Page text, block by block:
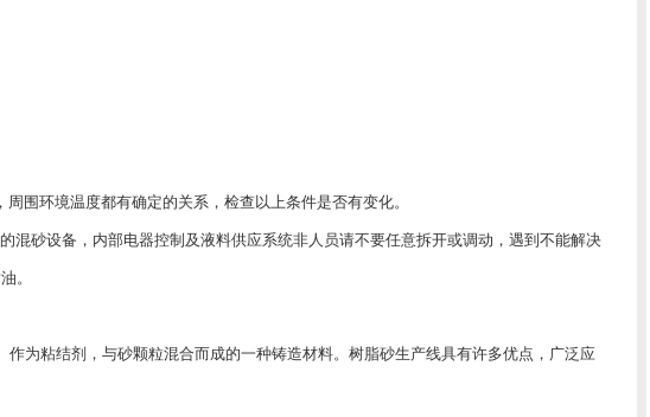
围环境温度都有确定的关系，检查以上条件是否有变化。
混砂设备，内部电器控制及液料供应系统非人员请不要任意拆开或调动，遇到不能解决
。
为粘结剂，与砂颗粒混合而成的一种铸造材料。树脂砂生产线具有许多优点，广泛应